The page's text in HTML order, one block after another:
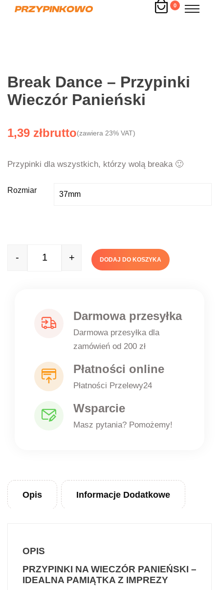
0
Break Dance – Przypinki
Wieczór Panieński
1,39 zł (zawiera 23% VAT)
Przypinki dla wszystkich, którzy wolą breaka 🙂
Rozmiar
Quantity
- + DODAJ DO KOSZYKA
Darmowa przesyłka
Darmowa przesyłka dla
zamówień od 200 zł
Płatności online
Płatności Przelewy24
Wsparcie
Masz pytania? Pomożemy!
Opis Informacje Dodatkowe
OPIS
PRZYPINKI NA WIECZÓR PANIEŃSKI –
IDEALNA PAMIĄTKA Z IMPREZY